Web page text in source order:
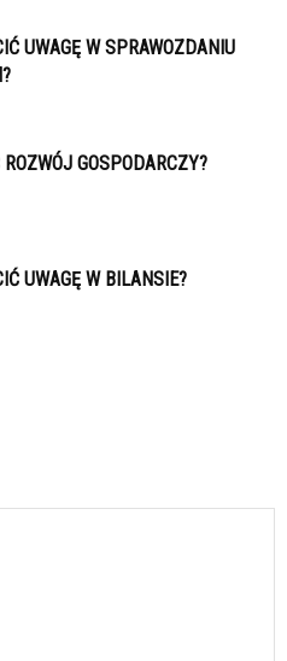
UWAGĘ W SPRAWOZDANIU
GOSPODARCZY?
UWAGĘ W BILANSIE?